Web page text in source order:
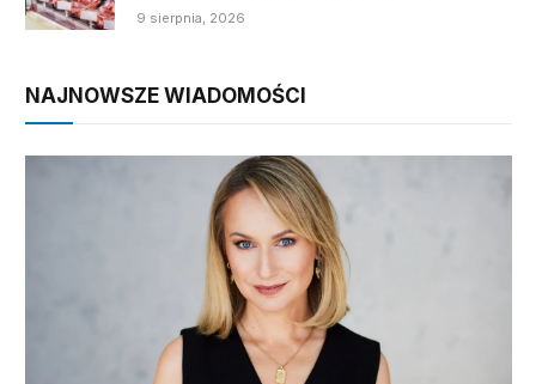
9 sierpnia, 2026
NAJNOWSZE WIADOMOŚCI